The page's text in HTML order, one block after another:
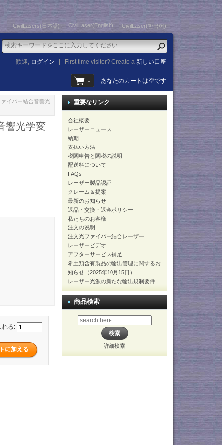
CivilLasers(日本語) CivilLaser(English) CivilLaser(한국어)
歓迎, ログイン First time visitor? Create a新しい口座
あなたのカートは空です
イバー結合音響光
響光学変
れる:
重要なリンク
会社概要
レーザーニュース
納期
支払い方法
税関申告と関税の説明
配送料について
FAQs
レーザー製品認証
クレーム＆提案
最新のお知らせ
返品・交換・返金ポリシー
私たちのお客様
注文の说明
注文光ファイバー結合レーザー
レーザービデオ
アフターサービス補足
希土類含有製品の輸出管理に関するお
知らせ（2025年10月15日）
レーザー光源の新たな輸出規制要件
商品検索
詳細検索